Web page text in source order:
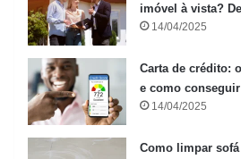
imóvel à vista?
14/04/2025
Carta de crédito:
e como
14/04/2025
Como limpar